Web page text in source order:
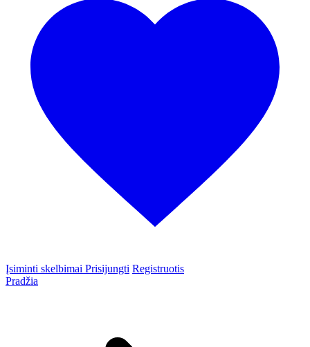
Įsiminti skelbimai Prisijungti Registruotis
Pradžia